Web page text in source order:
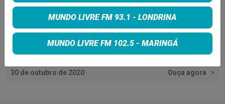
CLIMATHON NA MUNDO #1
O Climathon na Mundo é uma parceria da Mundo Livre FM e do
Climathon Curitiba. Um espaço para fala...
30 de outubro de 2020 Ouça agora >
MUNDO LIVRE FM 93.1 - LONDRINA
MUNDO LIVRE FM 102.5 - MARINGÁ